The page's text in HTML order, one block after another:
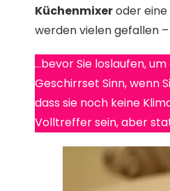
Küchenmixeroder
werden vielen gefallen
…bevor Sie loslaufen,
Geschirrset Sinn, wenn
dass sie noch keine
Volltreffer sein, aber